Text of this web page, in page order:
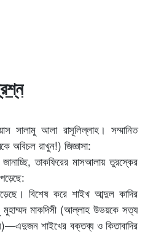
সালামু আলা রাসূলিল্লাহ। সম্মানিত
অবিচল রাখুন!) জিজ্ঞাসা:
তাকফিরের মাসআলায় তুরস্কের
বিশেষ করে শাইখ আব্দুল কাদির
মাকদিসী (আল্লাহ উভয়কে সত্য
শাইখের বক্তব্য ও কিতাবাদির